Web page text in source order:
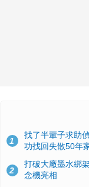
1
找了半輩子求助
功找回失散50年
2
打破大廠墨水綁
念機亮相